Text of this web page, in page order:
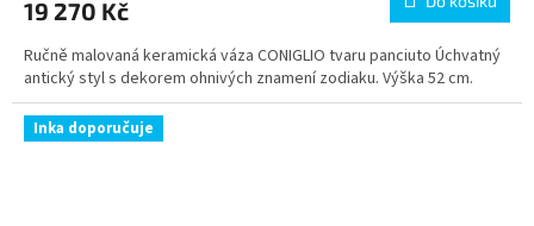
19 270 Kč
Ručně malovaná keramická váza CONIGLIO tvaru panciuto Úchvatný
antický styl s dekorem ohnivých znamení zodiaku. Výška 52 cm.
Inka doporučuje